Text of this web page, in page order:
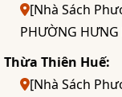
[Nhà Sách
PHƯỜNG
Thừa Thiên Huế:
[Nhà Sách